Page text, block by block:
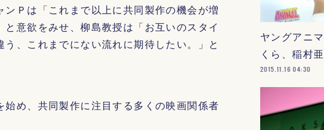
Ｐは「これまで以上に共同製作の機会が増
意欲をみせ、柳島教授は「お互いのスタイ
、これまでにない流れに期待したい。」と
め、共同製作に注目する多くの映画関係者
ヤングアニ
くら、稲村
2015.11.16 04:30